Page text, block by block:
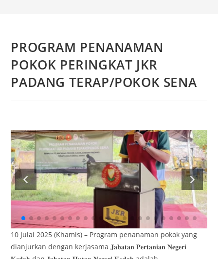
PROGRAM PENANAMAN
POKOK PERINGKAT JKR
PADANG TERAP/POKOK SENA
10 Julai 2025 (Khamis) – Program penanaman pokok yang
dianjurkan dengan kerjasama 𝐉𝐚𝐛𝐚𝐭𝐚𝐧 𝐏𝐞𝐫𝐭𝐚𝐧𝐢𝐚𝐧 𝐍𝐞𝐠𝐞𝐫𝐢